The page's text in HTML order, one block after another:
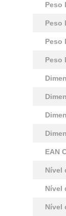
Peso
Peso
Peso
Peso
EAN
Nível
Nível
Nível